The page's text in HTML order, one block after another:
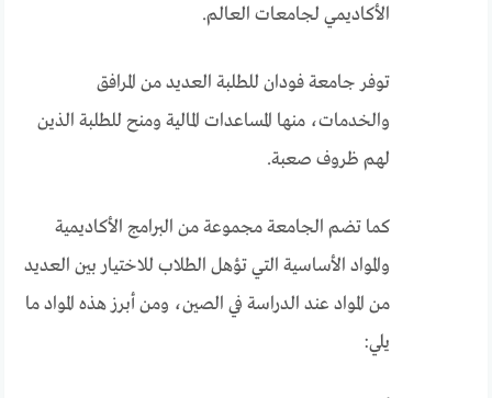
الأكاديمي لجامعات العالم.
توفر جامعة فودان للطلبة العديد من المرافق
والخدمات، منها المساعدات المالية ومنح للطلبة الذين
لهم ظروف صعبة.
كما تضم الجامعة مجموعة من البرامج الأكاديمية
والمواد الأساسية التي تؤهل الطلاب للاختيار بين العديد
من المواد عند الدراسة في الصين، ومن أبرز هذه المواد ما
يلي: